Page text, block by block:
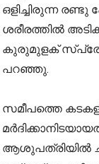
ഒളിച്ചിരുന്ന രണ്ടു
ശരീരത്തിൽ
കുരുമുളക് സ്പ്രേ
പറഞ്ഞു.
സമീപത്തെ
ആശുപത്രിയിൽ